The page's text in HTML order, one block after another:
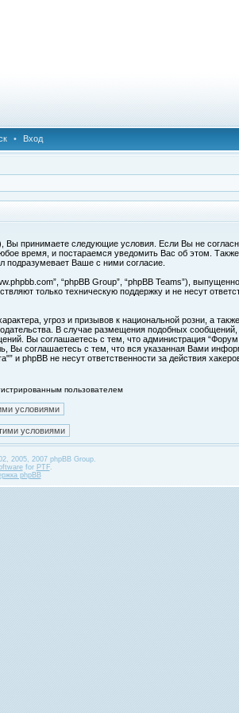
• Вход
принимаете следующие условия. Если Вы не
время, и постараемся уведомить Вас об этом.
подразумевает Ваше с ними согласие.
“phpBB Group”, “phpBB Teams”),
только техническую поддержку и не несут
угроз и призывов к национальной розни, а
В случае размещения подобных
Вы соглашаетесь с тем, что администрация
Вы соглашаетесь с тем, что вся указанная Вами
phpBB не несут ответственности за действия
пользователем
2005, 2007 phpBB Group.
for PTF.
phpBB